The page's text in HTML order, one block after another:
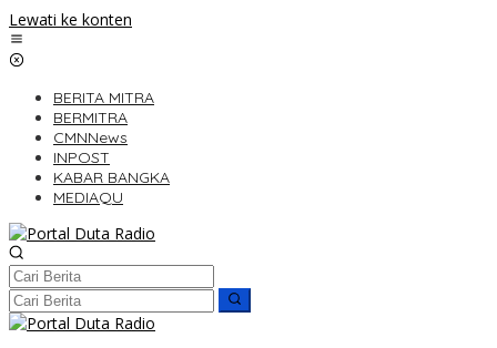
Lewati ke konten
BERITA MITRA
BERMITRA
CMNNews
INPOST
KABAR BANGKA
MEDIAQU